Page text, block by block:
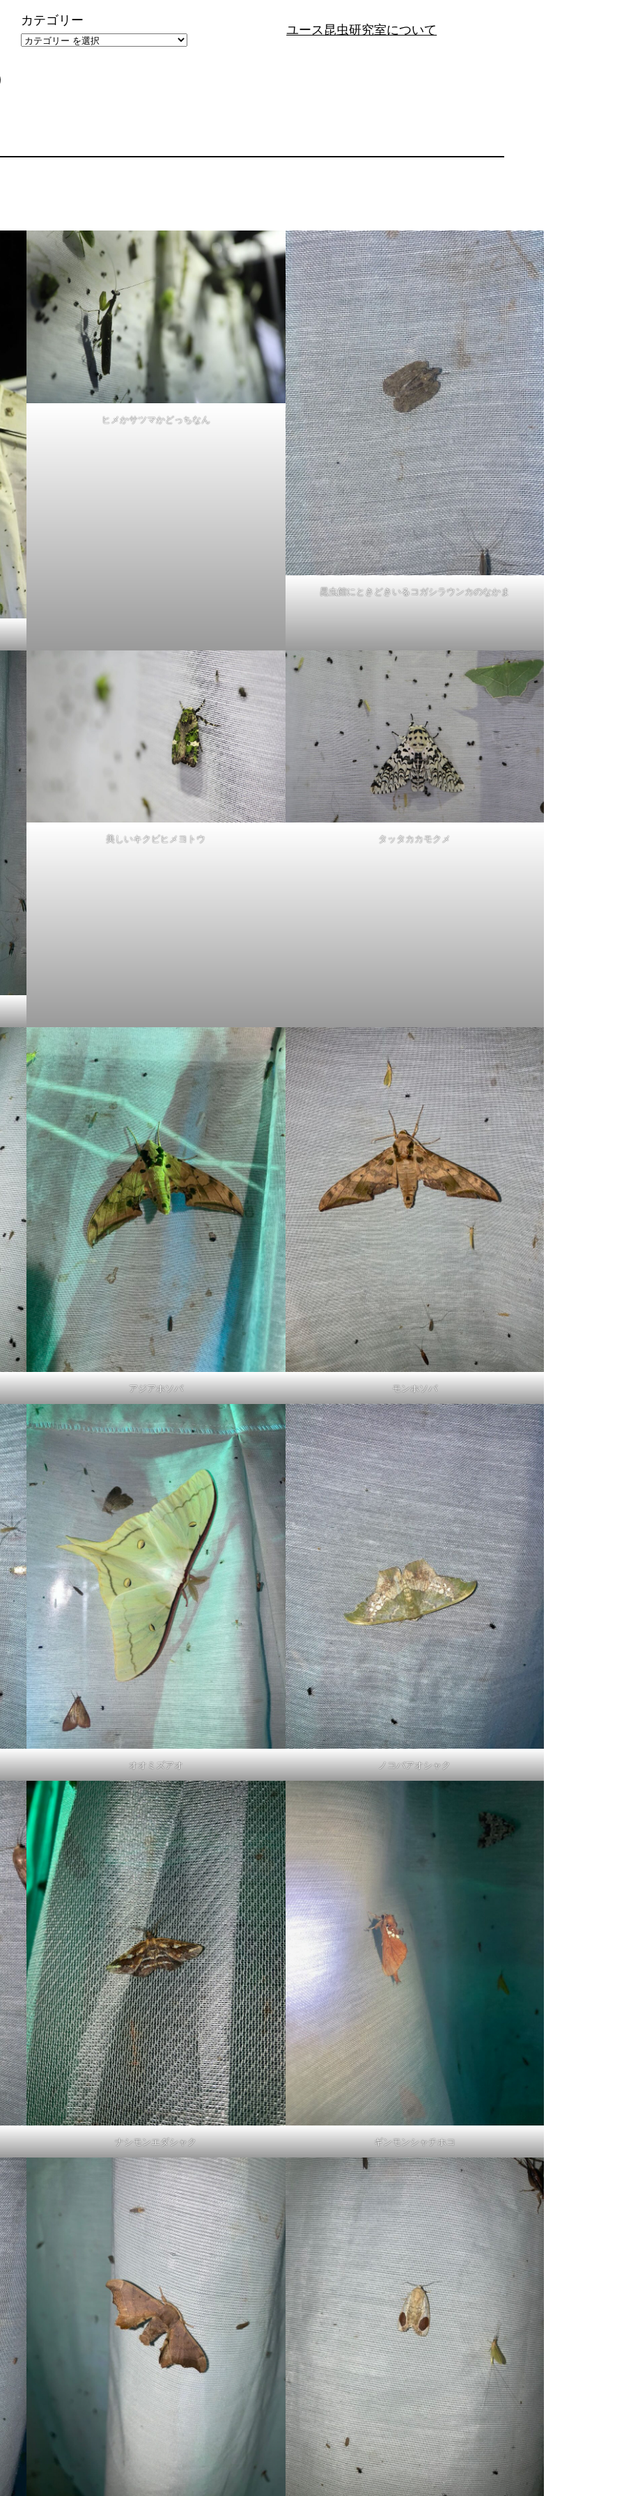
カテゴリー
ユース昆虫研究室について
ヒメかサツマかどっちなん
昆虫館にときどきいるコガシラウンカのなかま
美しいキクビヒメヨトウ タッタカカモクメ
アジアホソバ モンホソバ
オオミズアオ ノコバアオシャク
ナシモンエダシャク ギンモンシャチホコ